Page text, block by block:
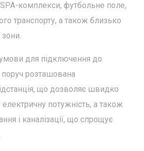
SPA-комплекси, футбольне поле,
транспорту, а також близько
для підключення до
розташована
що дозволяє швидко
потужність, а також
і каналізації, що спрощує